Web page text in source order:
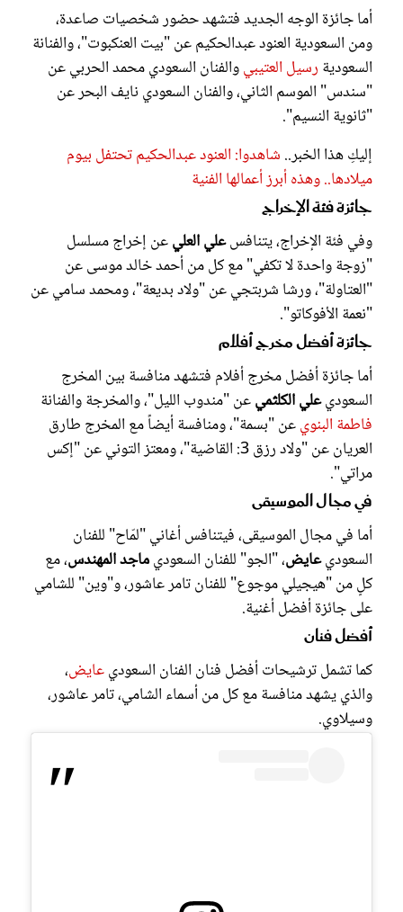
أما جائزة الوجه الجديد فتشهد حضور شخصيات صاعدة،
ومن السعودية العنود عبدالحكيم عن "بيت العنكبوت"، والفنانة
السعودية رسيل العتيبيوالفنان السعودي محمد الحربي عن
"سندس" الموسم الثاني، والفنان السعودي نايف البحر عن
"ثانوية النسيم".
إليكِ هذا الخبر.. شاهدوا: العنود عبدالحكيم تحتفل بيوم
ميلادها.. وهذه أبرز أعمالها الفنية
جائزة فئة الإخراج
وفي فئة الإخراج، يتنافسعلي العليعن إخراج مسلسل
"زوجة واحدة لا تكفي" مع كل من أحمد خالد موسى عن
"العتاولة"، ورشا شربتجي عن "ولاد بديعة"، ومحمد سامي عن
"نعمة الأفوكاتو".
جائزة أفضل مخرج أفلام
أما جائزة أفضل مخرج أفلام فتشهد منافسة بين المخرج
السعوديعلي الكلثميعن "مندوب الليل"، والمخرجة والفنانة
فاطمة البنويعن "بسمة"، ومنافسة أيضاً مع المخرج طارق
العريان عن "ولاد رزق 3: القاضية"، ومعتز التوني عن "إكس
مراتي".
في مجال الموسيقى
أما في مجال الموسيقى، فيتنافس أغاني "لمّاح" للفنان
السعوديعايض، "الجو" للفنان السعوديماجد المهندس، مع
كلٍ من "هيجيلي موجوع" للفنان تامر عاشور، و"وين" للشامي
على جائزة أفضل أغنية.
أفضل فنان
كما تشمل ترشيحات أفضل فنان الفنان السعوديعايض،
والذي يشهد منافسة مع كل من أسماء الشامي، تامر عاشور،
وسيلاوي.